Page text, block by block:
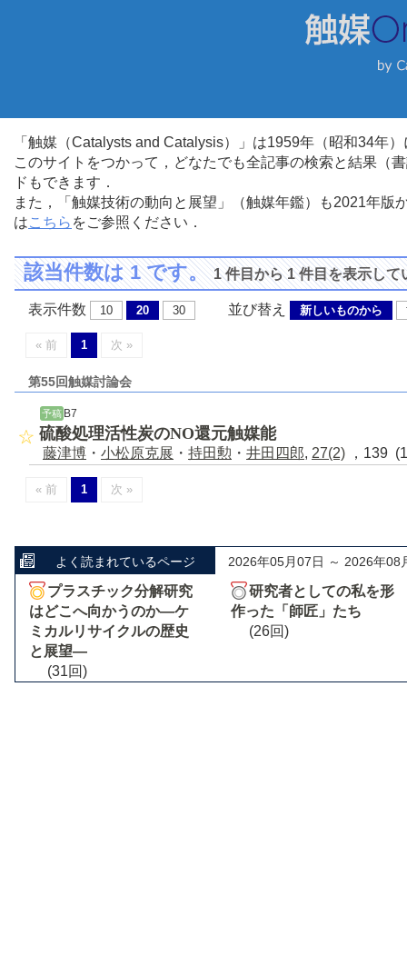
「触媒（Catalysts and Catalysis）」は1959年（昭和34年
このサイトをつかって，どなたでも全記事の検索と結果（
ドもできます．
また，「触媒技術の動向と展望」（触媒年鑑）も2021年
はこちら をご参照ください．
該当件数は 1 です。1 件目から 1 件目を表示して
表示件数 10 20 30 並び替え 新しいものから
« 前 1 次 »
第55回触媒討論会
予稿 B7
硫酸処理活性炭のNO還元触媒能
藤津博 ・ 小松原克展 ・ 持田勲 ・ 井田四郎, 27(2) ，139
« 前 1 次 »
よく読まれているページ 2026年05月07日 ～ 2026年08
プラスチック分解研究
はどこへ向かうのか―ケ
ミカルリサイクルの歴史
と展望―
(31回)
研究者としての私を形
作った「師匠」たち
(26回)